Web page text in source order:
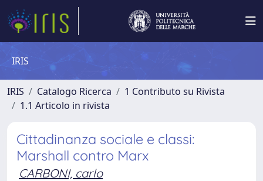
IRIS
IRIS Catalogo Ricerca
1 Contributo su Rivista
1.1 Articolo in rivista
Cittadinanza sociale e classi:
Marshall contro Marx
CARBONI, carlo